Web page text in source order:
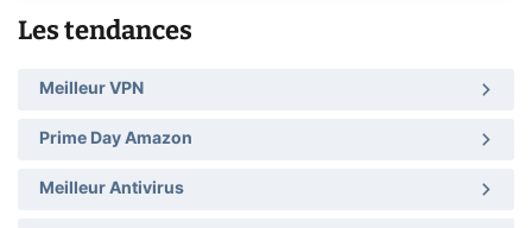
Les tendances
Meilleur VPN
Prime Day Amazon
Meilleur Antivirus